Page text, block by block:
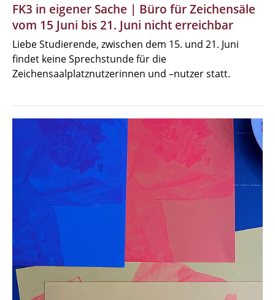
FK3 in eigener Sache | Büro für Zeichensäle
vom 15 Juni bis 21. Juni nicht erreichbar
Liebe Studierende, zwischen dem 15. und 21. Juni
findet keine Sprechstunde für die
Zeichensaalplatznutzerinnen und –nutzer statt.